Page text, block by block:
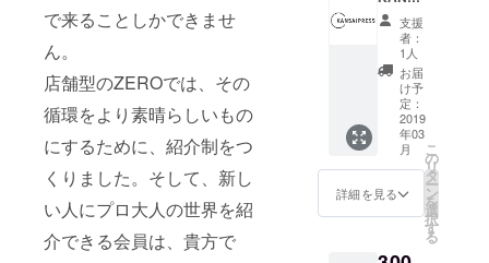
で来ることしかできませ
ん。
店舗型のZEROでは、その
循環をより素晴らしいもの
にするために、紹介制をつ
くりました。そして、新し
い人にプロ大人の世界を紹
介できる会員は、貴方で
いただ
きま
す！ 企
業広告
にぜ
ひ！
（関西
圏に限
りま
す）
IPRESS
YouTub
e動画
KANSA
IPRESS
取材ク
ルーが
御社の
会社の
紹介動
画を作
成しま
ちろん
支援
者：
1人
お届
け予
定：
2019
年03
月
詳細を見る
こ
の
リ
タ
ー
ン
を
選
択
す
る